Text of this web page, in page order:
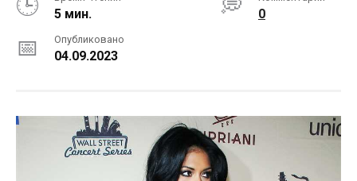
5 мин. 0
Опубликовано
04.09.2023